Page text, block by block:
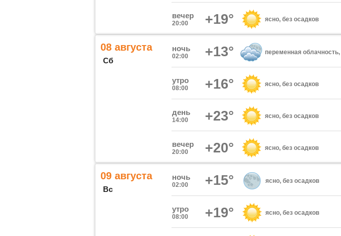
вечер
20:00 +19° ясно, без осадков
08 августа
Сб
ночь
02:00 +13° переменная
утро
08:00 +16° ясно, без осадков
день
14:00 +23° ясно, без осадков
вечер
20:00 +20° ясно, без осадков
09 августа
Вс
ночь
02:00 +15° ясно, без осадков
утро
08:00 +19° ясно, без осадков